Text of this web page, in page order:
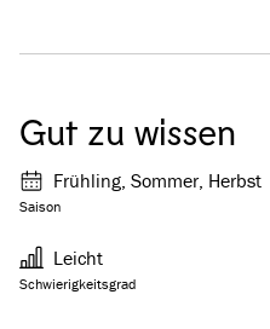
Gut zu wissen
Saison
Frühling, Sommer, Herbst
Schwierigkeitsgrad
Leicht